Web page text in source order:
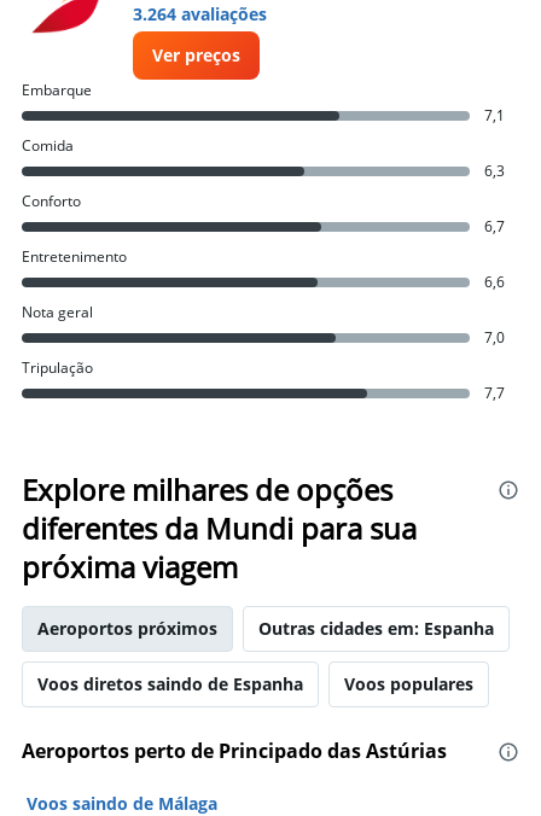
3.264 avaliações
Ver preços
Embarque
7,1
Comida
6,3
Conforto
6,7
Entretenimento
6,6
Nota geral
7,0
Tripulação
7,7
Explore milhares de opções
diferentes da Mundi para sua
próxima viagem
Aeroportos próximos Outras cidades em: Espanha
Voos diretos saindo de Espanha Voos populares
Aeroportos perto de Principado das Astúrias
Voos saindo de Málaga